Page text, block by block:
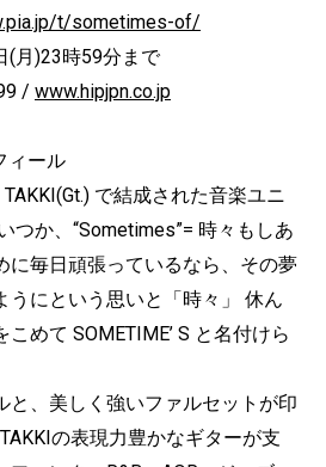
t/sometimes-of/
(月)23時59分まで
/ www.hipjpn.co.jp
ィール
で結成された音楽ユニ
つか、“Sometimes”= 時々もしあ
に毎日頑張っているなら、その夢
うにという思いと「時々」 休ん
めて SOMETIME’ S と名付けら
と、美しく強いファルセットが印
の表現力豊かなギターが支